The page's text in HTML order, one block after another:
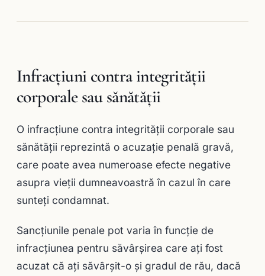
Infracţiuni contra integrităţii
corporale sau sănătăţii
O infracţiune contra integrităţii corporale sau
sănătăţii reprezintă o acuzație penală gravă,
care poate avea numeroase efecte negative
asupra vieții dumneavoastră în cazul în care
sunteţi condamnat.
Sancțiunile penale pot varia în funcție de
infracţiunea pentru săvârşirea care ați fost
acuzat că aţi săvârşit-o și gradul de rău, dacă